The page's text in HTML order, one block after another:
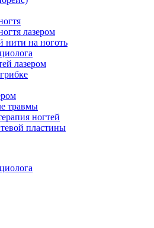
лазером
нити на ноготь
лазером
травмы
ногтей
пластины